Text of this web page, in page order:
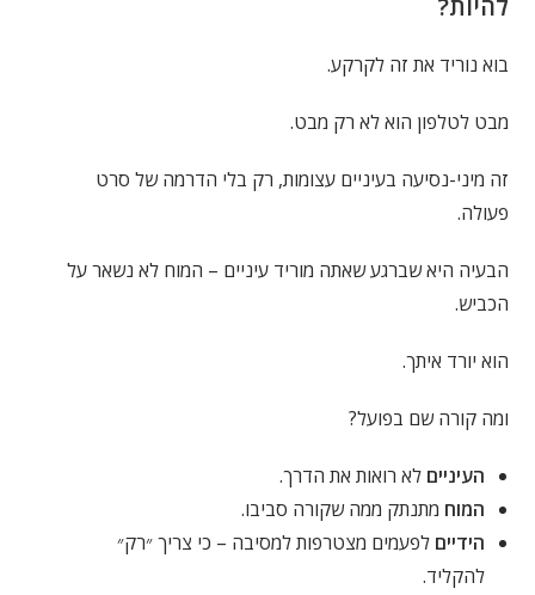
להיות?
בוא נוריד את זה לקרקע.
מבט לטלפון הוא לא רק מבט.
זה מיני-נסיעה בעיניים עצומות, רק בלי הדרמה של סרט
פעולה.
הבעיה היא שברגע שאתה מוריד עיניים – המוח לא נשאר על
הכביש.
הוא יורד איתך.
ומה קורה שם בפועל?
העיניים לא רואות את הדרך.
המוח מתנתק ממה שקורה סביבו.
הידיים לפעמים מצטרפות למסיבה – כי צריך ״רק״
להקליד.